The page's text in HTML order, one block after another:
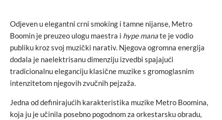
Odjeven u elegantni crni smoking i tamne nijanse, Metro
Boomin je preuzeo ulogu maestra i hype manate je vodio
publiku kroz svoj muzički narativ. Njegova ogromna energija
dodala je naelektrisanu dimenziju izvedbi spajajući
tradicionalnu eleganciju klasične muzike s gromoglasnim
intenzitetom njegovih zvučnih pejzaža.
Jedna od definirajućih karakteristika muzike Metro Boomina,
koja ju je učinila posebno pogodnom za orkestarsku obradu,